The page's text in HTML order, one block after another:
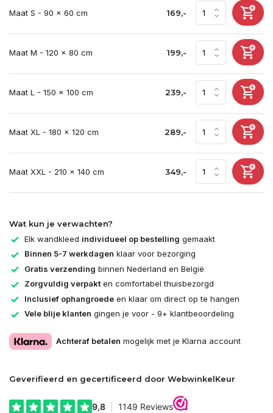
Maat S - 90 x 60 cm 169,-
Maat M - 120 x 80 cm 199,-
Maat L - 150 x 100 cm 239,-
Maat XL - 180 x 120 cm 289,-
Maat XXL - 210 x 140 cm 349,-
Wat kun je verwachten?
Elk wandkleed individueel op bestelling gemaakt
Binnen 5-7 werkdagen klaar voor bezorging
Gratis verzending binnen Nederland en België
Zorgvuldig verpakten comfortabel thuisbezorgd
Inclusief ophangroede en klaar om direct op te hangen
Vele blije klanten gingen je voor - 9+ klantbeoordeling
Achteraf betalen mogelijk met je Klarna account
Geverifieerd en gecertificeerd door WebwinkelKeur